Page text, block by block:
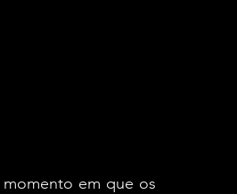
em que os